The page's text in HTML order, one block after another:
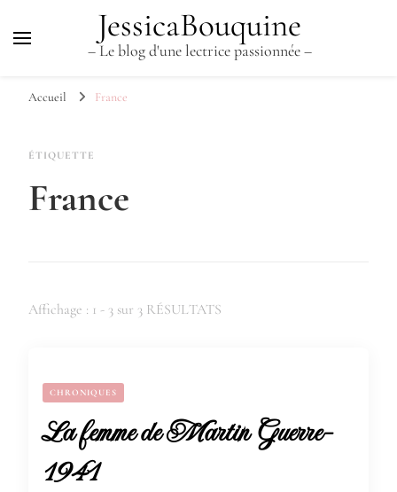
JessicaBouquine
– Le blog d'une lectrice passionnée –
Accueil France
ÉTIQUETTE
France
Affichage : 1 - 3 sur 3 RÉSULTATS
CHRONIQUES
La femme de Martin Guerre-
1941